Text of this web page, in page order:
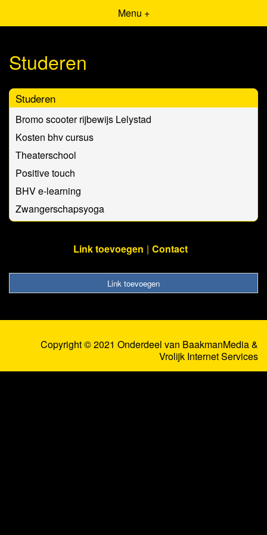
Menu +
Studeren
Studeren
Bromo scooter rijbewijs Lelystad
Kosten bhv cursus
Theaterschool
Positive touch
BHV e-learning
Zwangerschapsyoga
Link toevoegen Contact
Link toevoegen
Copyright © 2021 Onderdeel van BaakmanMedia&
Vrolijk Internet Services